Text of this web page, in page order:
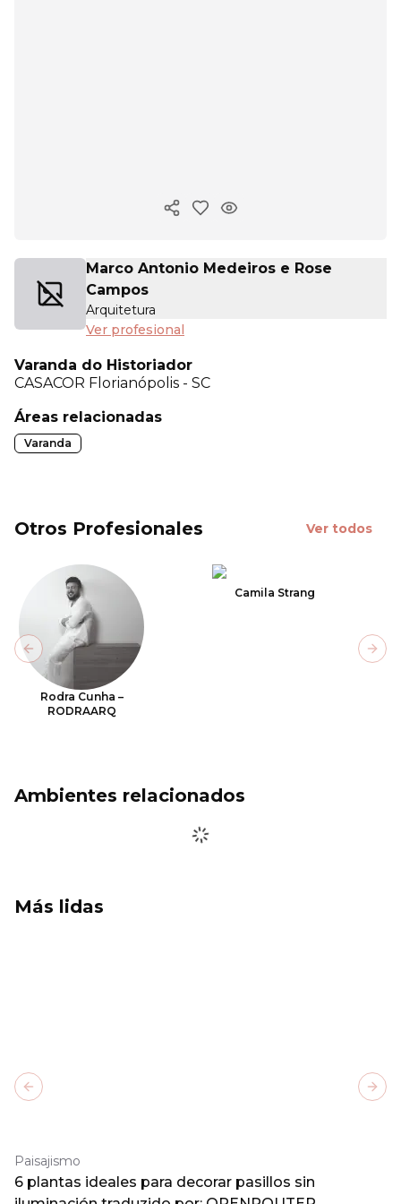
Copiar enlace
Marco Antonio Medeiros e Rose
Campos
Arquitetura
Ver profesional
Varanda do Historiador
CASACOR Florianópolis - SC
Áreas relacionadas
Varanda
Otros Profesionales Ver todos
Rodra Cunha –
RODRAARQ
Camila Strang
Previous slide
Ambientes relacionados
Más lidas
Paisajismo
6 plantas ideales para decorar pasillos sin
Previous slide